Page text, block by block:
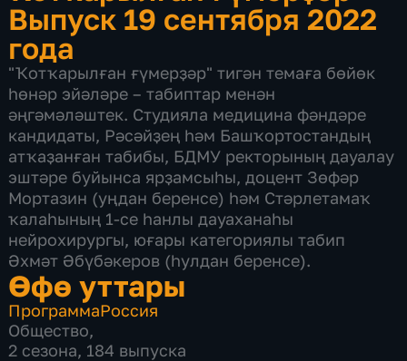
Выпуск 19 сентября 2022
года
"Ҡотҡарылған ғүмерҙәр" тигән темаға бөйөк
һөнәр эйәләре – табиптар менән
әңгәмәләштек. Студияла медицина фәндәре
кандидаты, Рәсәйҙең һәм Башҡортостандың
атҡаҙанған табибы, БДМУ ректорының дауалау
эштәре буйынса ярҙамсыһы, доцент Зөфәр
Мортазин (уңдан беренсе) һәм Стәрлетамаҡ
ҡалаһының 1-се һанлы дауаханаһы
нейрохирургы, юғары категориялы табип
Әхмәт Әбүбәкеров (һулдан беренсе).
Өфө уттары
ПрограммаРоссия
Общество,
2 сезона, 184 выпуска